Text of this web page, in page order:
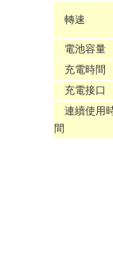
轉速
電池容量
充電時間
充電接口
連續使用
間